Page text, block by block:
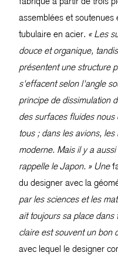
assemblées et
tubulaire en acier. « Les
douce et organique,
présentent une structure
s'effacent selon l'angle
principe de dissimulation
des surfaces fluides
tous ; dans les avions,
moderne. Mais il y a
rappelle le Japon. » Une
du designer avec la
par les sciences et les
ait toujours sa place
claire est souvent un bon
avec lequel le designer